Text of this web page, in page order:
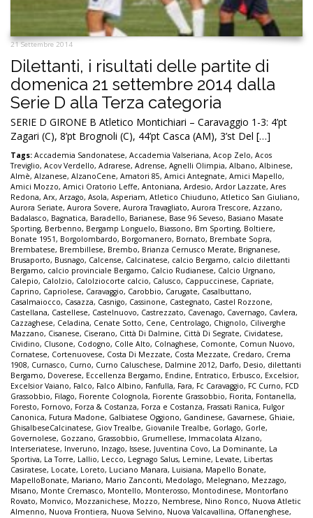
21 Settembre 2014
Dilettanti, i risultati delle partite di
domenica 21 settembre 2014 dalla
Serie D alla Terza categoria
SERIE D GIRONE B Atletico Montichiari – Caravaggio 1-3: 4’pt
Zagari (C), 8’pt Brognoli (C), 44’pt Casca (AM), 3’st Del […]
Tags: Accademia Sandonatese, Accademia Valseriana, Acop Zelo, Acos
Treviglio, Acov Verdello, Adrarese, Adrense, Agnelli Olimpia, Albano, Albinese,
Almè, Alzanese, AlzanoCene, Amatori 85, Amici Antegnate, Amici Mapello,
Amici Mozzo, Amici Oratorio Leffe, Antoniana, Ardesio, Ardor Lazzate, Ares
Redona, Arx, Arzago, Asola, Asperiam, Atletico Chiuduno, Atletico San Giuliano,
Aurora Seriate, Aurora Sovere, Aurora Travagliato, Aurora Trescore, Azzano,
Badalasco, Bagnatica, Baradello, Barianese, Base 96 Seveso, Basiano Masate
Sporting, Berbenno, Bergamp Longuelo, Biassono, Bm Sporting, Boltiere,
Bonate 1951, Borgolombardo, Borgomanero, Bornato, Brembate Sopra,
Brembatese, Brembillese, Brembo, Brianza Cernusco Merate, Brignanese,
Brusaporto, Busnago, Calcense, Calcinatese, calcio Bergamo, calcio dilettanti
Bergamo, calcio provinciale Bergamo, Calcio Rudianese, Calcio Urgnano,
Calepio, Calolzio, Calolziocorte calcio, Calusco, Cappuccinese, Capriate,
Caprino, Capriolese, Caravaggio, Carobbio, Carugate, Casalbuttano,
Casalmaiocco, Casazza, Casnigo, Cassinone, Castegnato, Castel Rozzone,
Castellana, Castellese, Castelnuovo, Castrezzato, Cavenago, Cavernago, Cavlera,
Cazzaghese, Celadina, Cenate Sotto, Cene, Centrolago, Chignolo, Ciliverghe
Mazzano, Cisanese, Ciserano, Città Di Dalmine, Città Di Segrate, Cividatese,
Cividino, Clusone, Codogno, Colle Alto, Colnaghese, Comonte, Comun Nuovo,
Cornatese, Cortenuovese, Costa Di Mezzate, Costa Mezzate, Credaro, Crema
1908, Curnasco, Curno, Curno Caluschese, Dalmine 2012, Darfo, Desio, dilettanti
Bergamo, Doverese, Eccellenza Bergamo, Endine, Entratico, Erbusco, Excelsior,
Excelsior Vaiano, Falco, Falco Albino, Fanfulla, Fara, Fc Caravaggio, FC Curno, FCD
Grassobbio, Filago, Fiorente Colognola, Fiorente Grassobbio, Fiorita, Fontanella,
Foresto, Fornovo, Forza & Costanza, Forza e Costanza, Frassati Ranica, Fulgor
Canonica, Futura Madone, Galbiatese Oggiono, Gandinese, Gavarnese, Ghiaie,
GhisalbeseCalcinatese, Giov Trealbe, Giovanile Trealbe, Gorlago, Gorle,
Governolese, Gozzano, Grassobbio, Grumellese, Immacolata Alzano,
Interseriatese, Inveruno, Inzago, Issese, Juventina Covo, La Dominante, La
Sportiva, La Torre, Lallio, Lecco, Legnago Salus, Lemine, Levate, Libertas
Casiratese, Locate, Loreto, Luciano Manara, Luisiana, Mapello Bonate,
MapelloBonate, Mariano, Mario Zanconti, Medolago, Melegnano, Mezzago,
Misano, Monte Cremasco, Montello, Monterosso, Montodinese, Montorfano
Rovato, Monvico, Mozzanichese, Mozzo, Nembrese, Nino Ronco, Nuova Atletic
Almenno, Nuova Frontiera, Nuova Selvino, Nuova Valcavallina, Offanenghese,